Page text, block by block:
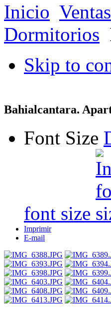
Inicio Ventas
Dormitorios
Skip to
Bahialcantara.
Font Size
font size
Imprimir
E-mail